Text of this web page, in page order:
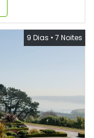
9 Dias • 7 Noites